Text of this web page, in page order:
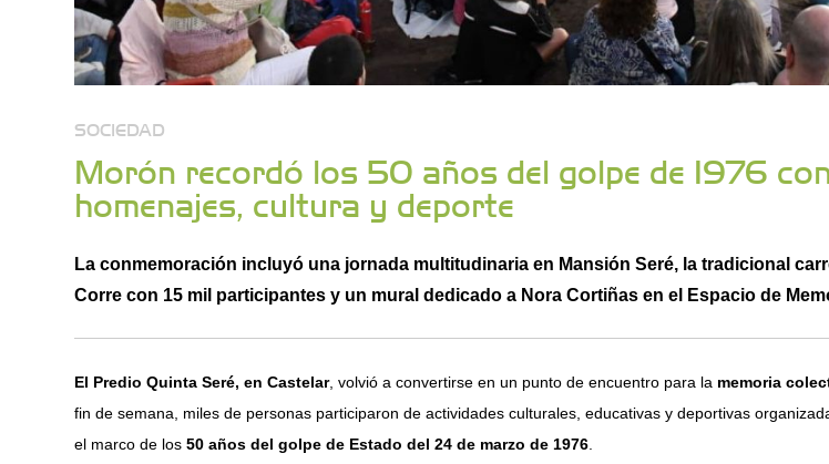
SOCIEDAD
Morón recordó los 50 años del golpe de 1976
homenajes, cultura y deporte
La conmemoración incluyó una jornada multitudinaria en Mansión Seré, la tradicional
Corre con 15 mil participantes y un mural dedicado a Nora Cortiñas en el Espacio de
El Predio Quinta Seré, en Castelar, volvió a convertirse en un punto de encuentro para la memoria
fin de semana, miles de personas participaron de actividades culturales, educativas y deportivas
el marco de los50 años del golpe de Estado del 24 de marzo de 1976